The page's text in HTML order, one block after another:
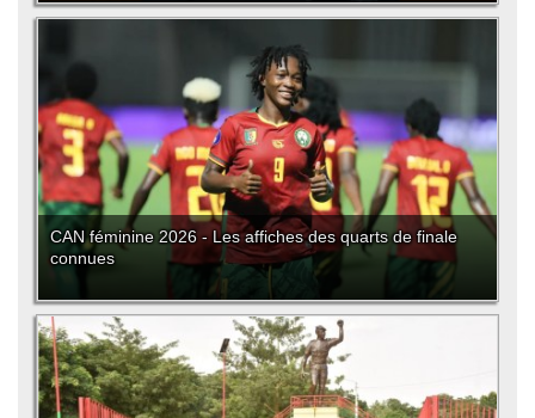
CAN féminine 2026 - Les affiches des quarts de finale
connues